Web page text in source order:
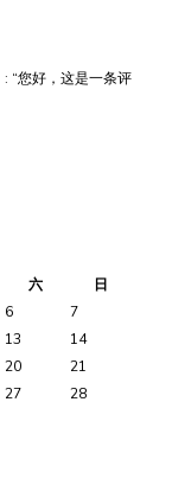
: “您好，这是一条评
六
日
6
7
13
14
20
21
27
28